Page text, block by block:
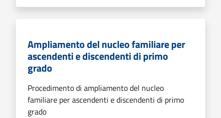
Ampliamento del nucleo familiare per
ascendenti e discendenti di primo
grado
Procedimento di ampliamento del nucleo
familiare per ascendenti e discendenti di primo
grado